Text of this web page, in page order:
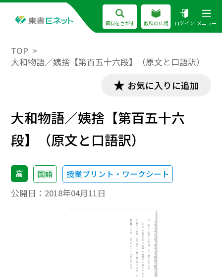
資料をさがす 教科の広場 ログイン メニュー
TOP
大和物語／姨捨【第百五十六段】（原文と口語訳）
お気に入りに追加
大和物語／姨捨【第百五十六
段】（原文と口語訳）
高 国語 授業プリント・ワークシート
公開日： 2018年04月11日